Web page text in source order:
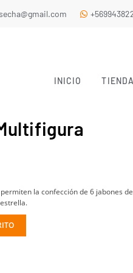
INICIO TIENDA
la confección de 6 jabones